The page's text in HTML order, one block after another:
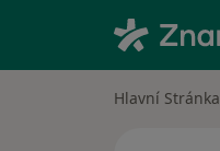
Hlavní Stránka